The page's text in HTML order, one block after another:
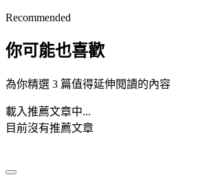
Recommended
你可能也喜歡
為你精選 3 篇值得延伸閱讀的內容
載入推薦文章中...
目前沒有推薦文章